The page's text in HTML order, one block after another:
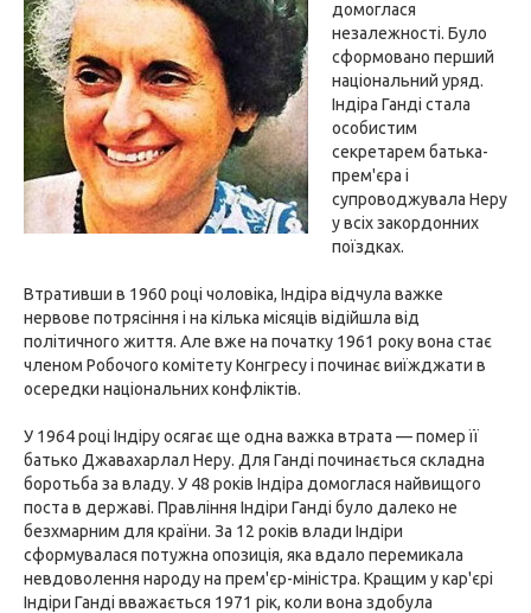
домоглася
незалежності. Було
сформовано перший
національний уряд.
Індіра Ганді стала
особистим
секретарем батька-
прем'єра і
супроводжувала Неру
у всіх закордонних
поїздках.
Втративши в 1960 році чоловіка, Індіра відчула важке
нервове потрясіння і на кілька місяців відійшла від
політичного життя. Але вже на початку 1961 року вона стає
членом Робочого комітету Конгресу і починає виїжджати в
осередки національних конфліктів.
У 1964 році Індіру осягає ще одна важка втрата — помер її
батько Джавахарлал Неру. Для Ганді починається складна
боротьба за владу. У 48 років Індіра домоглася найвищого
поста в державі. Правління Індіри Ганді було далеко не
безхмарним для країни. За 12 років влади Індіри
сформувалася потужна опозиція, яка вдало перемикала
невдоволення народу на прем'єр-міністра. Кращим у кар'єрі
Індіри Ганді вважається 1971 рік, коли вона здобула